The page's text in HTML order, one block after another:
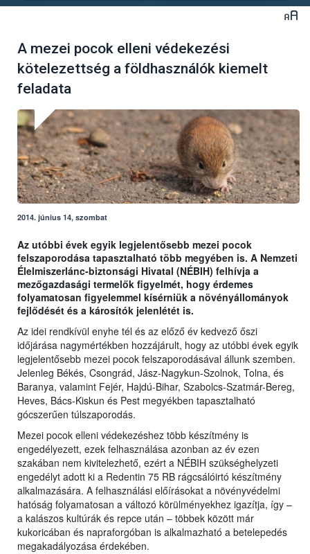
A mezei pocok elleni védekezési
kötelezettség a földhasználók kiemelt
feladata
2014. június 14, szombat
Az utóbbi évek egyik legjelentősebb mezei pocok
felszaporodása tapasztalható több megyében is. A Nemzeti
Élelmiszerlánc-biztonsági Hivatal (NÉBIH) felhívja a
mezőgazdasági termelők figyelmét, hogy érdemes
folyamatosan figyelemmel kísérniük a növényállományok
fejlődését és a károsítók jelenlétét is.
Az idei rendkívül enyhe tél és az előző év kedvező őszi
időjárása nagymértékben hozzájárult, hogy az utóbbi évek egyik
legjelentősebb mezei pocok felszaporodásával állunk szemben.
Jelenleg Békés, Csongrád, Jász-Nagykun-Szolnok, Tolna, és
Baranya, valamint Fejér, Hajdú-Bihar, Szabolcs-Szatmár-Bereg,
Heves, Bács-Kiskun és Pest megyékben tapasztalható
gócszerűen túlszaporodás.
Mezei pocok elleni védekezéshez több készítmény is
engedélyezett, ezek felhasználása azonban az év ezen
szakában nem kivitelezhető, ezért a NÉBIH szükséghelyzeti
engedélyt adott ki a Redentin 75 RB rágcsálóirtó készítmény
alkalmazására. A felhasználási előírásokat a növényvédelmi
hatóság folyamatosan a változó körülményekhez igazítja, így –
a kalászos kultúrák és repce után – többek között már
kukoricában és napraforgóban is alkalmazható a betelepedés
megakadályozása érdekében.